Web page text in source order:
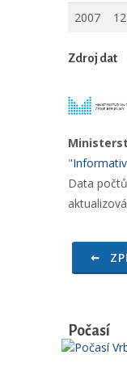
2007
Zdroj dat
"
Data
Počasí